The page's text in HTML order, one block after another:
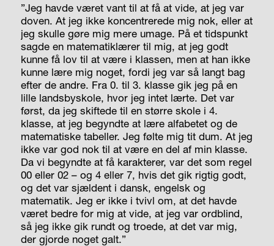
”Jeg havde været vant til at få at vide, at jeg var
doven. At jeg ikke koncentrerede mig nok, eller at
jeg skulle gøre mig mere umage. På et tidspunkt
sagde en matematiklærer til mig, at jeg godt
kunne få lov til at være i klassen, men at han ikke
kunne lære mig noget, fordi jeg var så langt bag
efter de andre. Fra 0. til 3. klasse gik jeg på en
lille landsbyskole, hvor jeg intet lærte. Det var
først, da jeg skiftede til en større skole i 4.
klasse, at jeg begyndte at lære alfabetet og de
matematiske tabeller. Jeg følte mig tit dum. At jeg
ikke var god nok til at være en del af min klasse.
Da vi begyndte at få karakterer, var det som regel
00 eller 02 – og 4 eller 7, hvis det gik rigtig godt,
og det var sjældent i dansk, engelsk og
matematik. Jeg er ikke i tvivl om, at det havde
været bedre for mig at vide, at jeg var ordblind,
så jeg ikke gik rundt og troede, at det var mig,
der gjorde noget galt.”